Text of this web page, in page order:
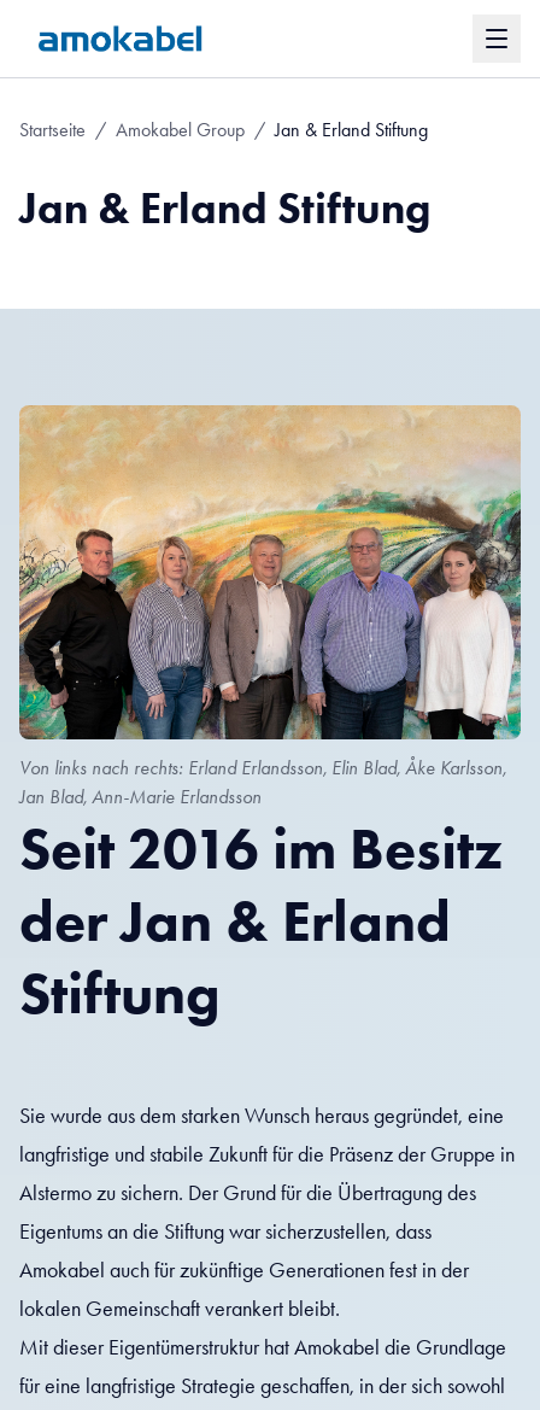
Startseite / Amokabel Group / Jan & Erland Stiftung
Jan & Erland Stiftung
Von links nach rechts: Erland Erlandsson, Elin Blad, Åke Karlsson,
Jan Blad, Ann-Marie Erlandsson
Seit 2016 im Besitz
der Jan & Erland
Stiftung
Sie wurde aus dem starken Wunsch heraus gegründet, eine
langfristige und stabile Zukunft für die Präsenz der Gruppe in
Alstermo zu sichern. Der Grund für die Übertragung des
Eigentums an die Stiftung war sicherzustellen, dass
Amokabel auch für zukünftige Generationen fest in der
lokalen Gemeinschaft verankert bleibt.
Mit dieser Eigentümerstruktur hat Amokabel die Grundlage
für eine langfristige Strategie geschaffen, in der sich sowohl